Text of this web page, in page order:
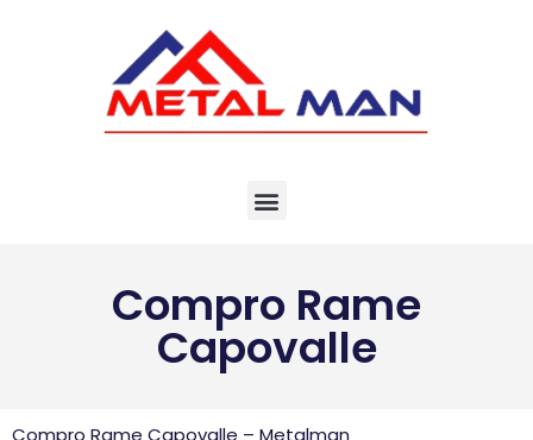
Compro Rame
Capovalle
Compro Rame Capovalle – Metalman